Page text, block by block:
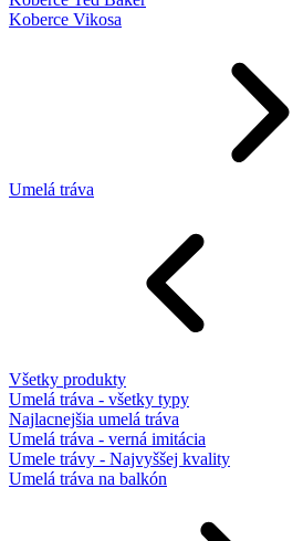
Koberce Vikosa
Umelá tráva
Všetky produkty
Umelá tráva - všetky typy
Najlacnejšia umelá tráva
Umelá tráva - verná imitácia
Umele trávy - Najvyššej kvality
Umelá tráva na balkón